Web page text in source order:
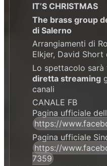
IT’S CHRISTMAS
The brass group
di Salerno
Arrangiamenti di
Elkjer, David Short
Lo spettacolo sarà
diretta streaming
canali
CANALE FB
Pagina ufficiale
https://
Pagina ufficiale
https://
7359